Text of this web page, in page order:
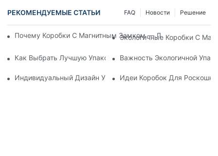
РЕКОМЕНДУЕМЫЕ СТАТЬИ Решение
Новости
FAQ
Почему Коробки С Магнитным Замком — Лучший Выбор
Экологичные Коробки С
Как Выбрать Лучшую Упаковку Для Средств По Уходу За
Важность Экологичной
Индивидуальный Дизайн Упаковки Для Средств По
Идеи Коробок Для